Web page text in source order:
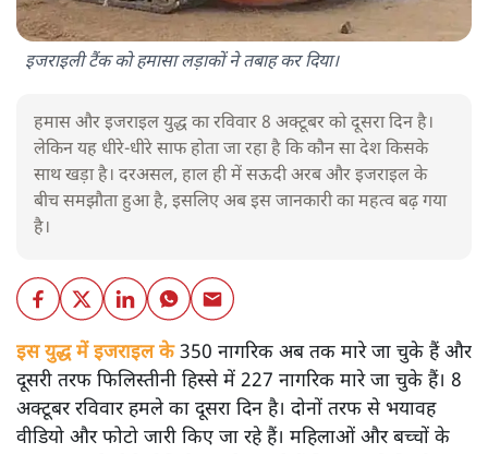
इजराइली टैंक को हमासा लड़ाकों ने तबाह कर दिया।
हमास और इजराइल युद्ध का रविवार 8 अक्टूबर को दूसरा दिन है।
लेकिन यह धीरे-धीरे साफ होता जा रहा है कि कौन सा देश किसके
साथ खड़ा है। दरअसल, हाल ही में सऊदी अरब और इजराइल के
बीच समझौता हुआ है, इसलिए अब इस जानकारी का महत्व बढ़ गया
है।
इस युद्ध में इजराइल के350 नागरिक अब तक मारे जा चुके हैं और
दूसरी तरफ फिलिस्तीनी हिस्से में 227 नागरिक मारे जा चुके हैं। 8
अक्टूबर रविवार हमले का दूसरा दिन है। दोनों तरफ से भयावह
वीडियो और फोटो जारी किए जा रहे हैं। महिलाओं और बच्चों के